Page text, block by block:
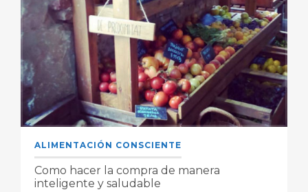
ALIMENTACIÓN CONSCIENTE
Como hacer la compra de manera
inteligente y saludable